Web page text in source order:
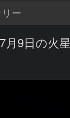
ー
7月9日の火星